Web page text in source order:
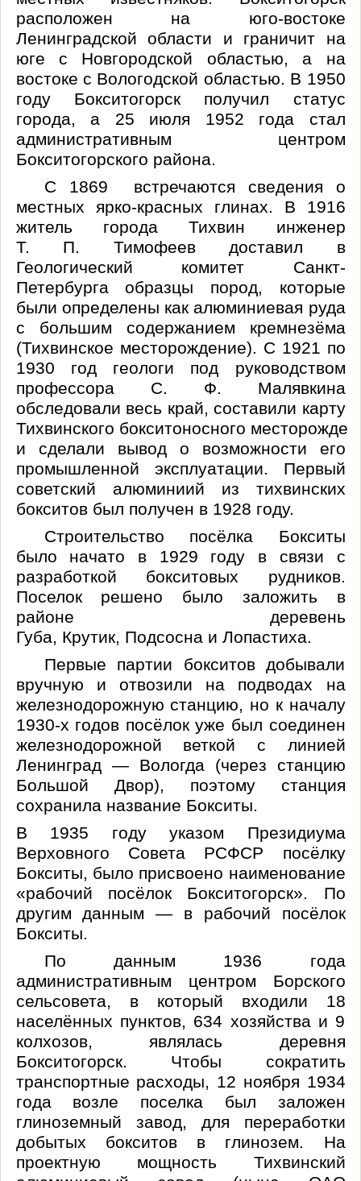
расположен на юго-востоке
Ленинградской области и граничит на
юге с Новгородской областью, а на
востоке с Вологодской областью. В 1950
году Бокситогорск получил статус
города, а 25 июля 1952 года стал
административным центром
Бокситогорского района.
С 1869 встречаются сведения о
местных ярко-красных глинах. В 1916
житель города Тихвин инженер
Т. П. Тимофеев доставил в
Геологический комитет Санкт-
Петербурга образцы пород, которые
были определены как алюминиевая руда
с большим содержанием кремнезёма
(Тихвинское месторождение). С 1921 по
1930 год геологи под руководством
профессора С. Ф. Малявкина
обследовали весь край, составили карту
Тихвинского бокситоносного
и сделали вывод о возможности его
промышленной эксплуатации. Первый
советский алюминиий из тихвинских
бокситов был получен в 1928 году.
Строительство посёлка Бокситы
было начато в 1929 году в связи с
разработкой бокситовых рудников.
Поселок решено было заложить в
районе деревень
Губа, Крутик, Подсоснаи Лопастиха.
Первые партии бокситов добывали
вручную и отвозили на подводах на
железнодорожную станцию, но к началу
1930-х годов посёлок уже был соединен
железнодорожной веткой с линией
Ленинград — Вологда (через станцию
Большой Двор), поэтому станция
сохранила название Бокситы.
В 1935 году указом Президиума
Верховного Совета РСФСР посёлку
Бокситы, было присвоено наименование
«рабочий посёлок Бокситогорск». По
другим данным — в рабочий посёлок
Бокситы.
По данным 1936 года
административным центром Борского
сельсовета, в который входили 18
населённых пунктов, 634 хозяйства и 9
колхозов, являлась деревня
Бокситогорск.
Чтобы сократить
транспортные расходы, 12 ноября 1934
года возле поселка был заложен
глиноземный завод, для переработки
добытых бокситов в глинозем. На
проектную мощность Тихвинский